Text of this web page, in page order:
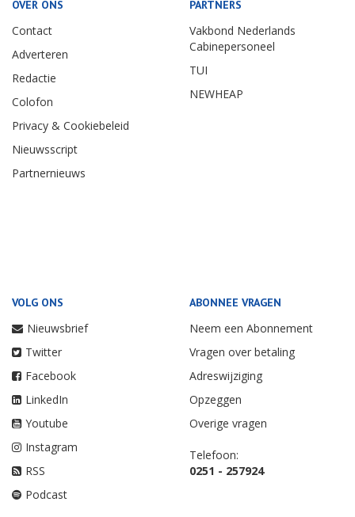
OVER ONS
Contact
Adverteren
Redactie
Colofon
Privacy & Cookiebeleid
Nieuwsscript
Partnernieuws
PARTNERS
Vakbond Nederlands
Cabinepersoneel
TUI
NEWHEAP
VOLG ONS
Nieuwsbrief
Twitter
Facebook
LinkedIn
Youtube
Instagram
RSS
Podcast
ABONNEE VRAGEN
Neem een Abonnement
Vragen over betaling
Adreswijziging
Opzeggen
Overige vragen
Telefoon:
0251 - 257924